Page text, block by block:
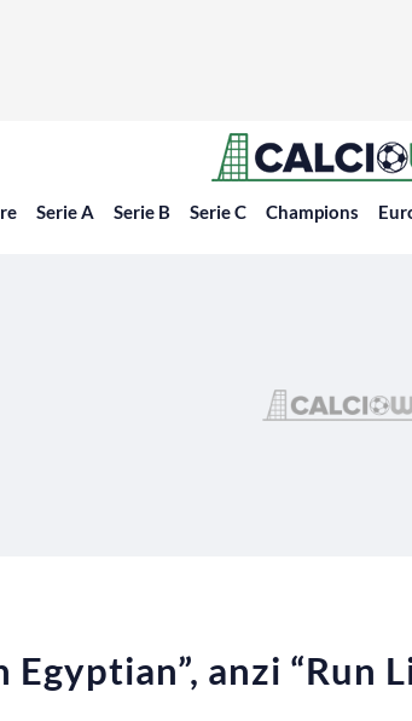
Serie A Serie B Serie C Champions
Egyptian”, anzi “Run